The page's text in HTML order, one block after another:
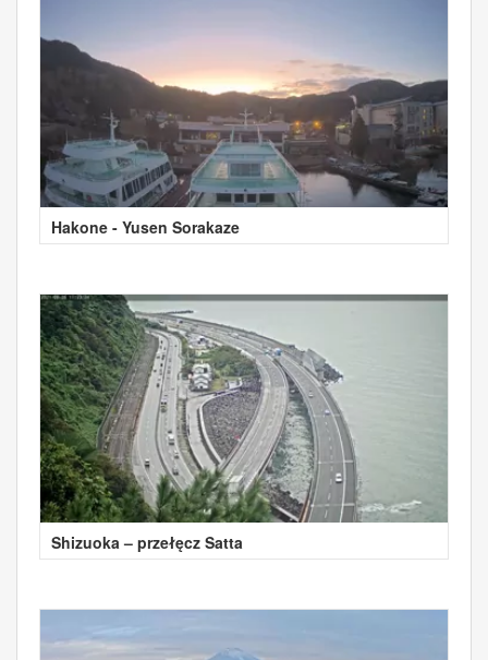
Hakone - Yusen Sorakaze
Shizuoka – przełęcz Satta